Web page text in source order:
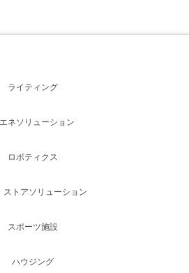
ライティング
ネソリューション
ロボティクス
ストアソリューション
スポーツ施設
ハウジング